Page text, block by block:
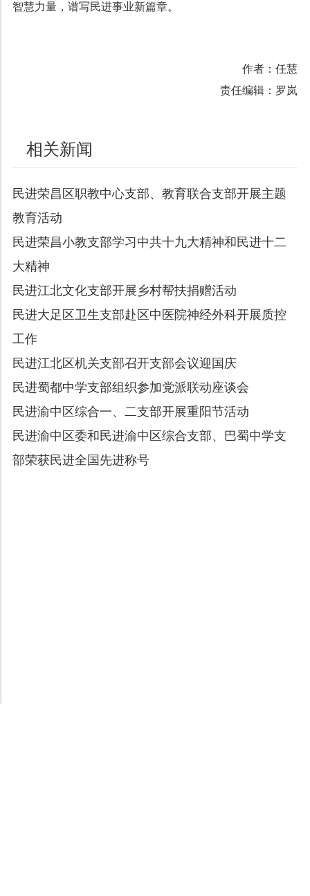
智慧力量，谱写民进事业新篇章。
作者：任慧
责任编辑：罗岚
相关新闻
民进荣昌区职教中心支部、教育联合支部开展主题
教育活动
民进荣昌小教支部学习中共十九大精神和民进十二
大精神
民进江北文化支部开展乡村帮扶捐赠活动
民进大足区卫生支部赴区中医院神经外科开展质控
工作
民进江北区机关支部召开支部会议迎国庆
民进蜀都中学支部组织参加党派联动座谈会
民进渝中区综合一、二支部开展重阳节活动
民进渝中区委和民进渝中区综合支部、巴蜀中学支
部荣获民进全国先进称号